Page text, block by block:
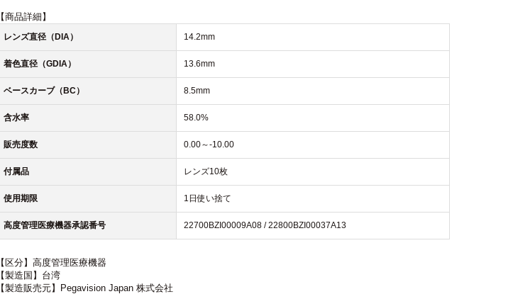
【商品詳細】
レンズ直径（DIA） 14.2mm
着色直径（GDIA） 13.6mm
ベースカーブ（BC） 8.5mm
含水率 58.0%
販売度数 0.00～-10.00
付属品 レンズ10枚
使用期限 1日使い捨て
高度管理医療機器承認番号 22700BZI00009A08 / 22800BZI00037A13
【区分】高度管理医療機器
【製造国】台湾
【製造販売元】Pegavision Japan 株式会社